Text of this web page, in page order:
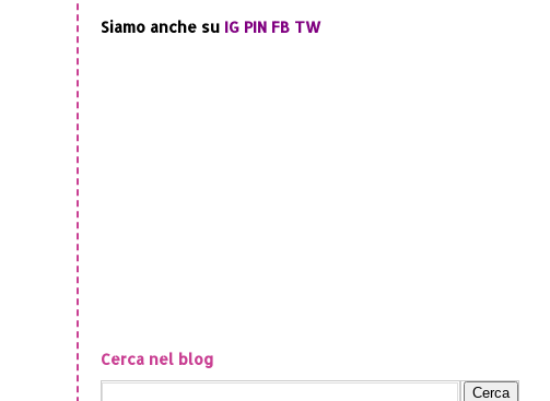
Siamo anche su IG PIN FB TW
Cerca nel blog